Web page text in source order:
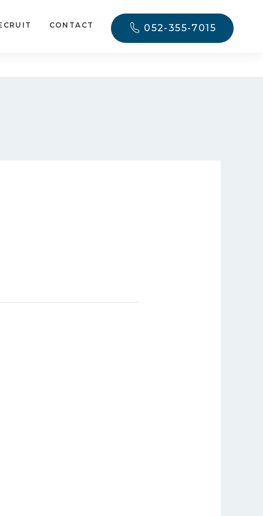
CONTACT 052-355-7015